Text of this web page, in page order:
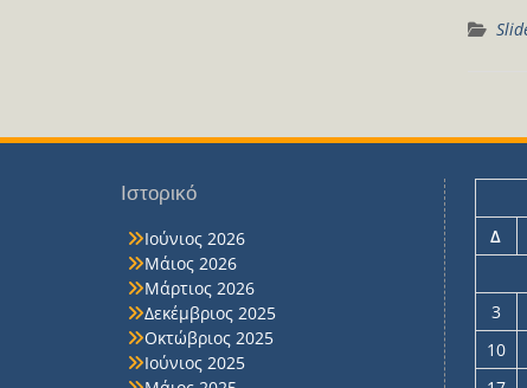
Ιστορικό
Ιούνιος 2026
Μάιος 2026
Μάρτιος 2026
Δεκέμβριος 2025
Οκτώβριος 2025
Ιούνιος 2025
Δ
3
10